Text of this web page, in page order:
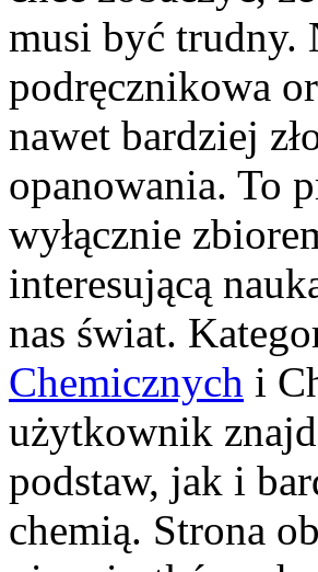
musi być trudny.
podręcznikowa
nawet bardziej
opanowania. To
wyłącznie
interesującą
nas świat.
Chemicznych i
użytkownik
podstaw, jak i
chemią. Strona